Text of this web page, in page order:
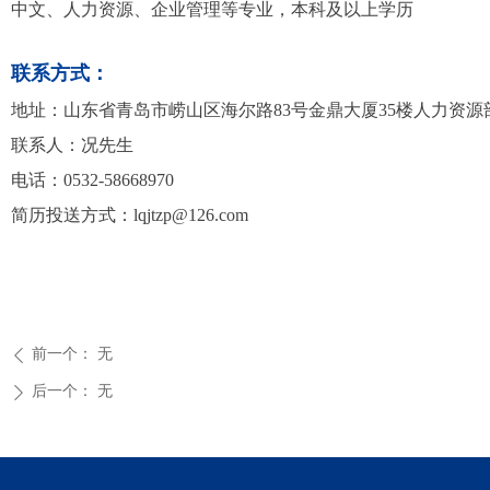
中文、人力资源、企业管理等专业，本科及以上学历
联系方式：
地址：山东省青岛市崂山区海尔路83号金鼎大厦35楼人力资源
联系人：况先生
电话：0532-58668970
简历投送方式：lqjtzp@126.com
ꄴ 前一个： 无
ꄲ 后一个： 无